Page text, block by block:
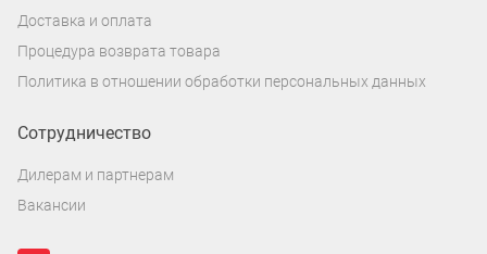
Доставка и оплата
Процедура возврата товара
Политика в отношении обработки персональных данных
Сотрудничество
Дилерам и партнерам
Вакансии